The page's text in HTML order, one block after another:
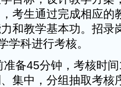
，考生通过完成相应
和教学基本功。招录
学科进行考核。
备45分钟，考核时
集中，分组抽取考核